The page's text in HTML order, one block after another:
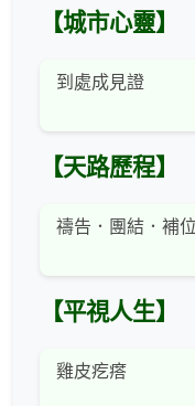
【城市心靈】
到處成見證
【天路歷程】
禱告．團結．補位
【平視人生】
雞皮疙瘩